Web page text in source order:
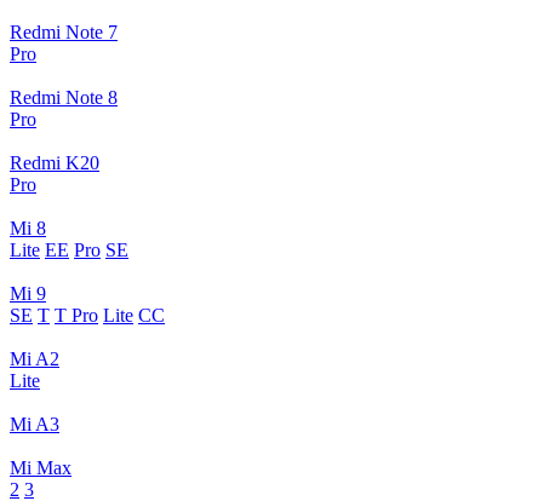
Redmi Note 7
Pro
Redmi Note 8
Pro
Redmi K20
Pro
Mi 8
Lite EE Pro SE
Mi 9
SE T T Pro Lite CC
Mi A2
Lite
Mi A3
Mi Max
2 3